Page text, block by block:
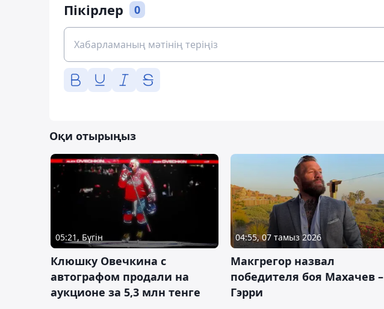
Пікірлер 0
Оқи отырыңыз
05:21, Бүгін
Клюшку Овечкина с
автографом продали на
аукционе за 5,3 млн тенге
04:55, 07 тамыз 2026
Макгрегор назвал
победителя боя Махачев –
Гэрри